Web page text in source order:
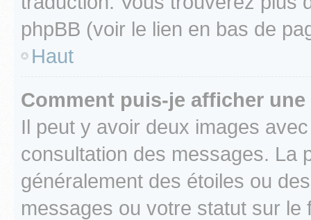
phpBB (voir le lien en bas de
Haut
Comment puis-je afficher
Il peut y avoir deux images
consultation des messages. La
généralement des étoiles ou
messages ou votre statut sur